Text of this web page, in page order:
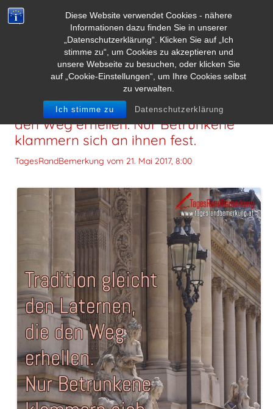
Diese Website verwendet Cookies - nähere
Informationen dazu finden Sie in unserer
„Datenschutzerklärung“. Klicken Sie auf „Ich
stimme zu“, um Cookies zu akzeptieren und
unsere Webseite zu besuchen, oder klicken Sie
auf „Cookie-Einstellungen“, um Ihre Cookies selbst
zu verwalten.
Ich stimme zu Datenschutzerklärung
Tradition gleicht den Laternen, die
den Weg erhellen. Nur Betrunkene
klammern sich an ihnen fest.
TagesRandBemerkung vom 21. Mai 2017, 8:00